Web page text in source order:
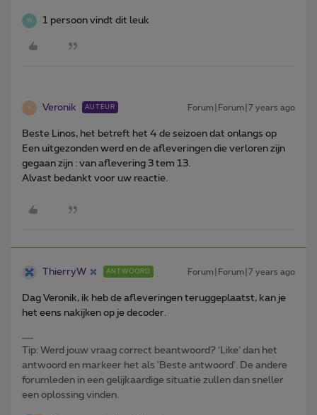
W 1 persoon vindt dit leuk
V Veronik AUTEUR Forum|Forum|7 years ago
Beste Linos, het betreft het 4 de seizoen dat onlangs op
Een uitgezonden werd en de afleveringen die verloren zijn
gegaan zijn : van aflevering 3 tem 13.
Alvast bedankt voor uw reactie.
ThierryW ANTWOORD Forum|Forum|7 years ago
Dag Veronik, ik heb de afleveringen teruggeplaatst, kan je
het eens nakijken op je decoder.
Tip: Werd jouw vraag correct beantwoord? ‘Like’ dan het
antwoord en markeer het als 'Beste antwoord'. De andere
forumleden in een gelijkaardige situatie zullen dan sneller
een oplossing vinden.